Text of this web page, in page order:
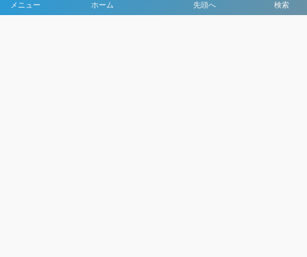
メニュー 検索
ホーム 先頭へ